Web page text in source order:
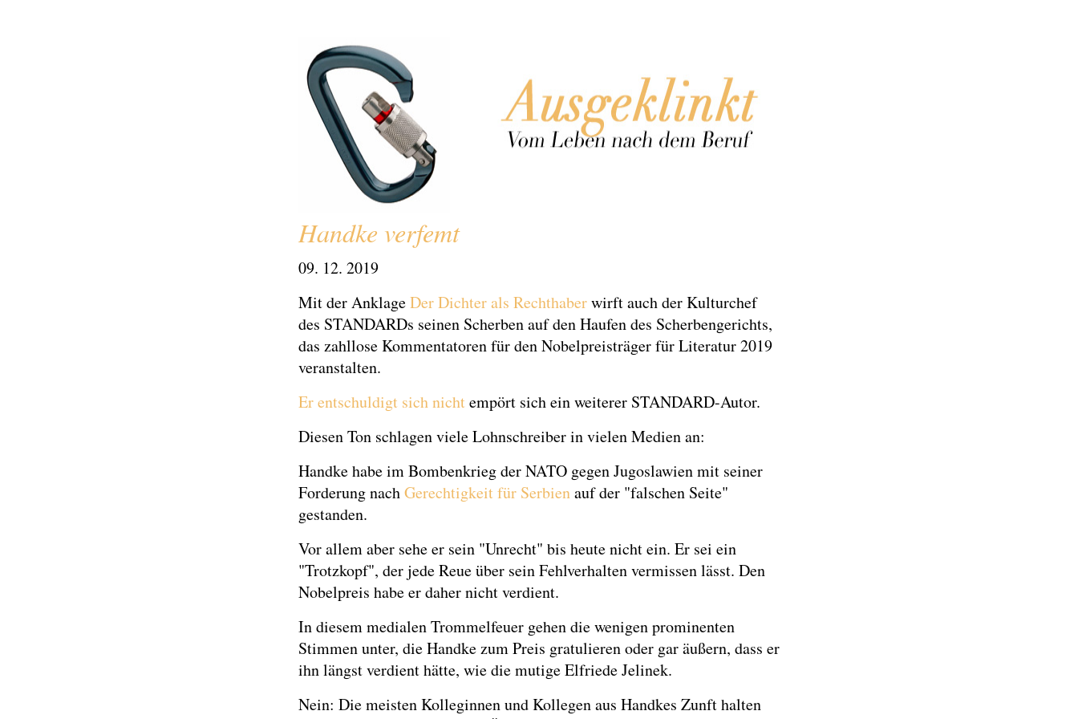
Handke verfemt
09. 12. 2019
Mit der AnklageDer Dichter als Rechthaberwirft auch der Kulturchef
des STANDARDs seinen Scherben auf den Haufen des Scherbengerichts,
das zahllose Kommentatoren für den Nobelpreisträger für Literatur 2019
veranstalten.
Er entschuldigt sich nichtempört sich ein weiterer STANDARD-Autor.
Diesen Ton schlagen viele Lohnschreiber in vielen Medien an:
Handke habe im Bombenkrieg der NATO gegen Jugoslawien mit seiner
Forderung nachGerechtigkeit für Serbienauf der "falschen Seite"
gestanden.
Vor allem aber sehe er sein "Unrecht" bis heute nicht ein. Er sei ein
"Trotzkopf", der jede Reue über sein Fehlverhalten vermissen lässt. Den
Nobelpreis habe er daher nicht verdient.
In diesem medialen Trommelfeuer gehen die wenigen prominenten
Stimmen unter, die Handke zum Preis gratulieren oder gar äußern, dass er
ihn längst verdient hätte, wie die mutige Elfriede Jelinek.
Nein: Die meisten Kolleginnen und Kollegen aus Handkes Zunft halten